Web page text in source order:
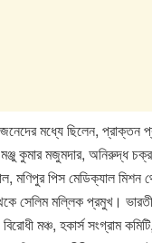
জনেদের মধ্যে ছিলেন, প্রাক্তন
কুমার মজুমদার, অনিরুদ্ধ
মণিপুর পিস মেডিক্যাল মিশন
সেলিম মল্লিক প্রমুখ।
মঞ্চ, হকার্স সংগ্রাম